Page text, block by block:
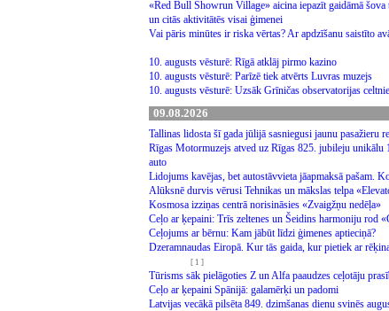
«Red Bull Showrun Village» aicina iepazīt gaidāmā
un citās aktivitātēs visai ģimenei
Vai pāris minūtes ir riska vērtas? Ar apdzīšanu saistīto
10. augusts vēsturē: Rīgā atklāj pirmo kazino
10. augusts vēsturē: Parīzē tiek atvērts Luvras muzejs
10. augusts vēsturē: Uzsāk Grīničas observatorijas
09.08.2026
Tallinas lidosta šī gada jūlijā sasniegusi jaunu pasažieru
Rīgas Motormuzejs atved uz Rīgas 825. jubileju
auto
Lidojums kavējas, bet autostāvvieta jāapmaksā pašam.
Alūksnē durvis vērusi Tehnikas un mākslas telpa
Kosmosa izziņas centrā norisināsies «Zvaigžņu nedēļa»
Ceļo ar ķepaini: Trīs zeltenes un Šeidins harmoniju rod
Ceļojums ar bērnu: Kam jābūt līdzi ģimenes aptieciņā?
Dzeramnaudas Eiropā. Kur tās gaida, kur pietiek ar
[ 1 ]
Tūrisms sāk pielāgoties Z un Alfa paaudzes ceļotāju
Ceļo ar ķepaini Spānijā: galamērķi un padomi
Latvijas vecākā pilsēta 849. dzimšanas dienu svinēs